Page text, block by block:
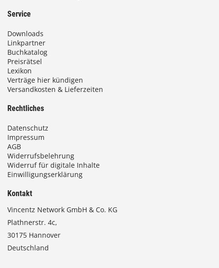
Service
Downloads
Linkpartner
Buchkatalog
Preisrätsel
Lexikon
Verträge hier kündigen
Versandkosten & Lieferzeiten
Rechtliches
Datenschutz
Impressum
AGB
Widerrufsbelehrung
Widerruf für digitale Inhalte
Einwilligungserklärung
Kontakt
Vincentz Network GmbH & Co. KG
Plathnerstr. 4c,
30175 Hannover
Deutschland